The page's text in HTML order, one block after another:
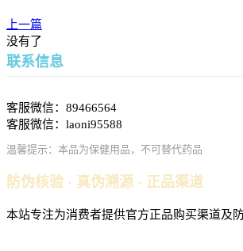
上一篇
没有了
联系信息
客服微信：89466564
客服微信：laoni95588
温馨提示：本品为保健用品，不可替代药品
防伪核验 · 真伪溯源 · 正品渠道
本站专注为消费者提供官方正品购买渠道及